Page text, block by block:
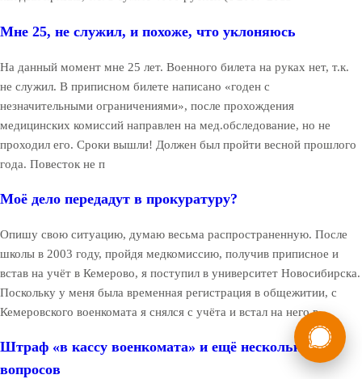
Мне 25, не служил, и похоже, что уклоняюсь
На данный момент мне 25 лет. Военного билета на руках нет, т.к.
не служил. В приписном билете написано «годен с
незначительными ограничениями», после прохождения
медицинских комиссий направлен на мед.обследование, но не
проходил его. Сроки вышли! Должен был пройти весной прошлого
года. Повесток не п
Моё дело передадут в прокуратуру?
Опишу свою ситуацию, думаю весьма распространенную. После
школы в 2003 году, пройдя медкомиссию, получив приписное и
встав на учёт в Кемерово, я поступил в университет Новосибирска.
Поскольку у меня была временная регистрация в общежитии, с
Кемеровского военкомата я снялся с учёта и встал на него в
Штраф «в кассу военкомата» и ещё несколько
вопросов
Мы в России
Бесплатная
8 (800) 775-35-89